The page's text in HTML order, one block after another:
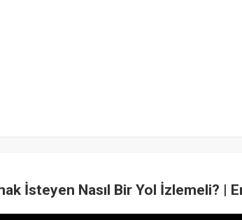
İsteyen Nasıl Bir Yol İzlemeli? |